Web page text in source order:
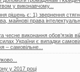
у виконавчому...
рішень є: 1) звернення
майнові права
виконання обов’язків
України є випадки
– самовільне...
у 2017 році